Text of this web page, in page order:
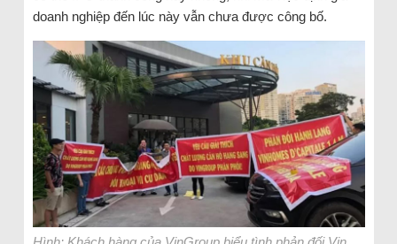
doanh nghiệp đến lúc này vẫn chưa được công bố.